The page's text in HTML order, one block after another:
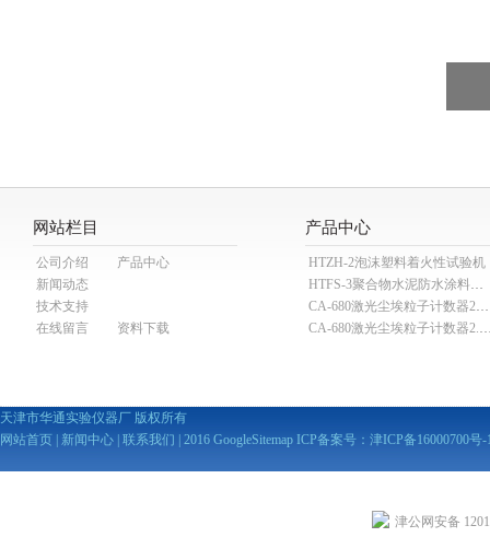
网站栏目
公司介绍
产品中心
新闻动态
技术支持
在线留言
资料下载
产品中心
HTZH-2泡沫塑料着火性试验机
HTFS-3聚合物水泥防水涂料分散机
CA-680激光尘埃粒子计数器28.3L
CA-680激光尘埃粒子
天津市华通实验仪器厂 版权所有
网站首页
新闻中心 联系我们 | 2016 GoogleSitemap ICP备案号： 津ICP备16000700号-
津公网安备